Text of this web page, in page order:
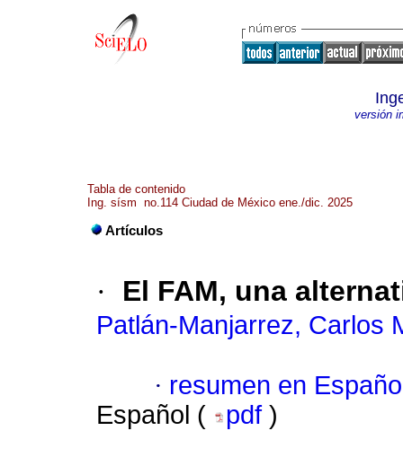
versión
Tabla de contenido
Ing. sísm no.114 Ciudad de México ene./dic. 2025
Artículos
· El FAM, una
Patlán-Manjarrez, Carlos
· resumen en
Español (
pdf )